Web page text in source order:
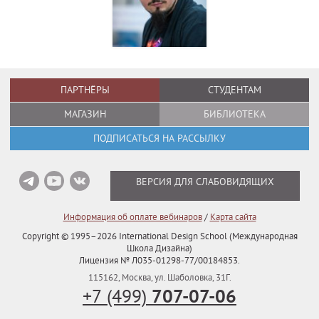
ПАРТНЁРЫ
СТУДЕНТАМ
МАГАЗИН
БИБЛИОТЕКА
ПОДПИСАТЬСЯ НА РАССЫЛКУ
ВЕРСИЯ ДЛЯ СЛАБОВИДЯЩИХ
Информация об оплате вебинаров/ Карта сайта
Copyright © 1995–2026 International Design School (Международная
Школа Дизайна)
Лицензия № Л035-01298-77/00184853.
115162 Москва, ул. Шаболовка, 31Г.
+7 (499) 707-07-06